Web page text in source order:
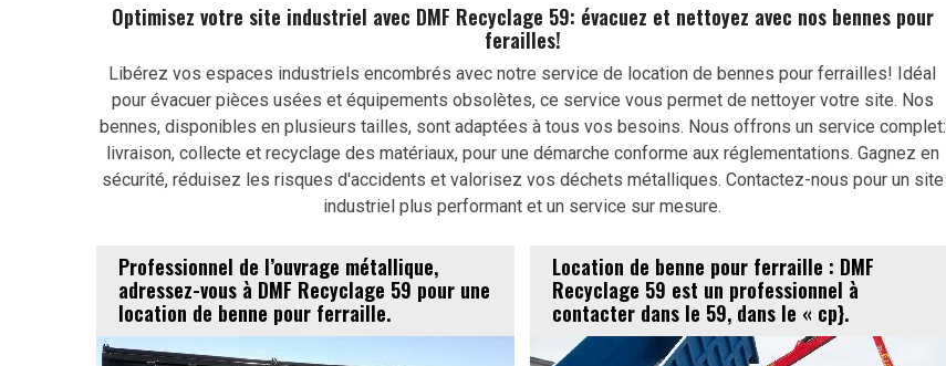
Optimisez votre site industriel avec DMF Recyclage 59: évacuez et nettoyez avec nos bennes pour
ferailles!
Libérez vos espaces industriels encombrés avec notre service de location de bennes pour ferrailles! Idéal
pour évacuer pièces usées et équipements obsolètes, ce service vous permet de nettoyer votre site. Nos
bennes, disponibles en plusieurs tailles, sont adaptées à tous vos besoins. Nous offrons un service complet:
livraison, collecte et recyclage des matériaux, pour une démarche conforme aux réglementations. Gagnez en
sécurité, réduisez les risques d'accidents et valorisez vos déchets métalliques. Contactez-nous pour un site
industriel plus performant et un service sur mesure.
Professionnel de l’ouvrage métallique,
adressez-vous à DMF Recyclage 59 pour une
location de benne pour ferraille.
Location de benne pour ferraille : DMF
Recyclage 59 est un professionnel à
contacter dans le 59, dans le « cp}.